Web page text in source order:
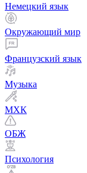
Немецкий язык
Окружающий мир
Французский язык
Музыка
МХК
ОБЖ
Психология